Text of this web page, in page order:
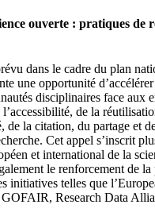
ouverte : pratiques de
dans le cadre du plan
une opportunité
disciplinaires face aux
de la
de la citation, du partage et
Cet appel s’inscrit
et international de la
le renforcement de
initiatives telles que
Research Data